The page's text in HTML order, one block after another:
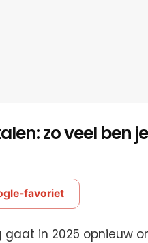
zo veel ben
favoriet
gaat in 2025 opnieuw